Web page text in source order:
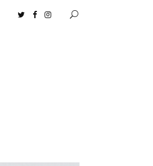
馴染むディフューザーナチュラルコスメ好